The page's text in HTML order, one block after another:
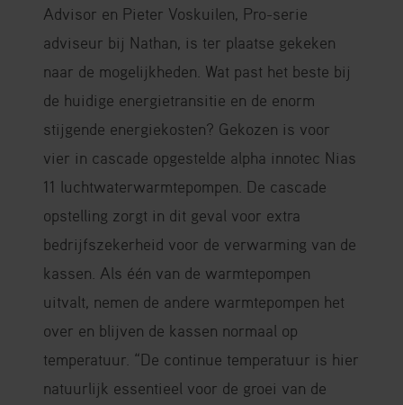
Advisor en Pieter Voskuilen, Pro-serie
adviseur bij Nathan, is ter plaatse gekeken
naar de mogelijkheden. Wat past het beste bij
de huidige energietransitie en de enorm
stijgende energiekosten? Gekozen is voor
vier in cascade opgestelde alpha innotec Nias
11 luchtwaterwarmtepompen. De cascade
opstelling zorgt in dit geval voor extra
bedrijfszekerheid voor de verwarming van de
kassen. Als één van de warmtepompen
uitvalt, nemen de andere warmtepompen het
over en blijven de kassen normaal op
temperatuur. “De continue temperatuur is hier
natuurlijk essentieel voor de groei van de